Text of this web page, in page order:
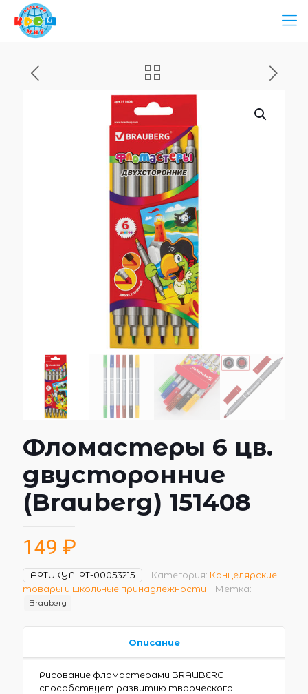
Фломастеры 6 цв.
двусторонние
(Brauberg) 151408
149 ₽
АРТИКУЛ: РТ-00053215 Категория: Канцелярские
товары и школьные принадлежности
Метка:
Brauberg
Описание
Рисование фломастерами BRAUBERG
способствует развитию творческого